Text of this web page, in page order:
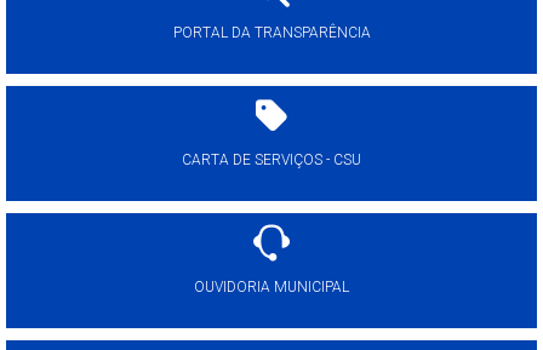
PORTAL DA TRANSPARÊNCIA
CARTA DE SERVIÇOS - CSU
OUVIDORIA MUNICIPAL